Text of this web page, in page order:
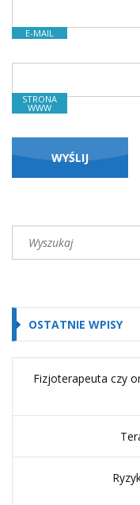
E-MAIL
STRONA
WWW
OSTATNIE WPISY
Fizjoterapeuta czy